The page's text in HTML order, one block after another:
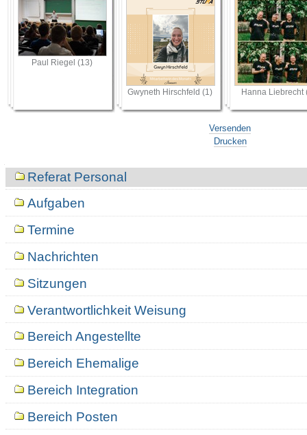
Paul Riegel (13)
Gwyneth Hirschfeld (1) Hanna Liebrecht
Versenden
Drucken
NavigationReferat Personal
Aufgaben
Termine
Nachrichten
Sitzungen
Verantwortlichkeit Weisung
Bereich Angestellte
Bereich Ehemalige
Bereich Integration
Bereich Posten